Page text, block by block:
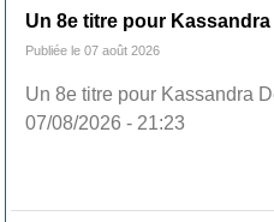
Un 8e titre pour
Publiée le 07 août 2026
Un 8e titre pour Kassandra
07/08/2026 - 21:23